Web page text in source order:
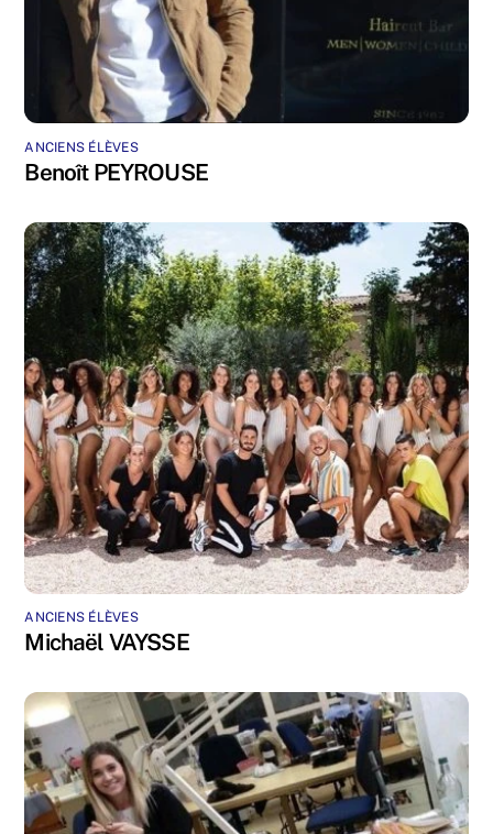
ANCIENS ÉLÈVES
Benoît PEYROUSE
ANCIENS ÉLÈVES
Michaël VAYSSE